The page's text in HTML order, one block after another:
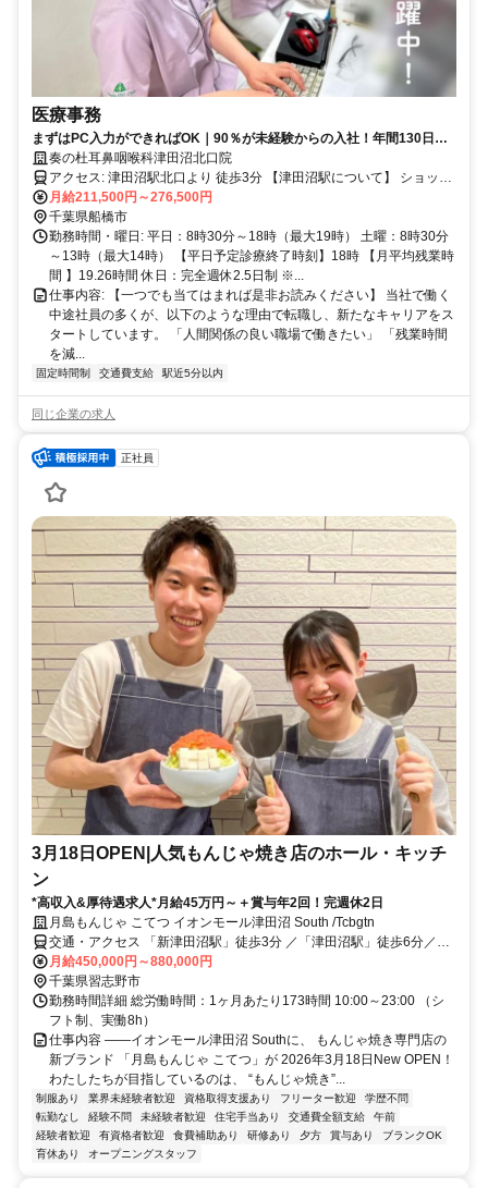
医療事務
まずはPC入力ができればOK｜90％が未経験からの入社！年間130日以
上休みで18:30退社
奏の杜耳鼻咽喉科津田沼北口院
アクセス: 津田沼駅北口より 徒歩3分 【津田沼駅について】 ショッピ
ングや通勤・通学の利便性が高く、都内からも通いやすい好立地で
す。 実際に都内から通っているスタッフも多数在籍しています。 ◎
アクセス例 ・秋葉原駅から約30分 ・東京駅から約30分 ・新宿駅から
約40分 ・日本橋駅から約30分 ◎利用可能路線 ・JR総武線快速・総
武線 ・東京メトロ東西線（直通あり） 都内主要駅からスムーズに通
えるため、都心からの通勤をお考えの方にもおすすめです！
月給211,500円～276,500円
千葉県船橋市
勤務時間・曜日: 平日：8時30分～18時（最大19時） 土曜：8時30分
～13時（最大14時） 【平日予定診療終了時刻】18時 【月平均残業時
間 】19.26時間 休日：完全週休2.5日制 ※...
仕事内容: 【一つでも当てはまれば是非お読みください】 当社で働く
中途社員の多くが、以下のような理由で転職し、新たなキャリアをス
タートしています。 「人間関係の良い職場で働きたい」 「残業時間
を減...
固定時間制 交通費支給 駅近5分以内
同じ企業の求人
正社員
3月18日OPEN|人気もんじゃ焼き店のホール・キッチ
ン
*高収入&厚待遇求人*月給45万円～＋賞与年2回！完週休2日
月島もんじゃ こてつ イオンモール津田沼 South /Tcbgtn
交通・アクセス 「新津田沼駅」徒歩3分 ／「津田沼駅」徒歩6分／
「京成津田沼駅」徒歩12分
月給450,000円～880,000円
千葉県習志野市
勤務時間詳細 総労働時間：1ヶ月あたり173時間 10:00～23:00 （シ
フト制、実働8h）
仕事内容 ――イオンモール津田沼 Southに、 もんじゃ焼き専門店の
新ブランド 「月島もんじゃ こてつ」が 2026年3月18日New OPEN！
わたしたちが目指しているのは、 “もんじゃ焼き”...
制服あり 業界未経験者歓迎 資格取得支援あり フリーター歓迎
学歴不問
転勤なし
経験不問 未経験者歓迎 住宅手当あり 交通費全額支給
午前
経験者歓迎
有資格者歓迎 食費補助あり 研修あり 夕方 賞与あり
ブランクOK
育休あり
オープニングスタッフ